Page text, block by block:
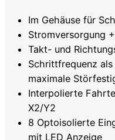
Im Gehäuse für
Stromversorgung
Takt- und
Schrittfrequenz
maximale
Interpolierte
X2/Y2
8 Optoisolierte
mit LED Anzeige